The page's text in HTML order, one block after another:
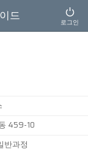
드 로그인
459-10
반과정